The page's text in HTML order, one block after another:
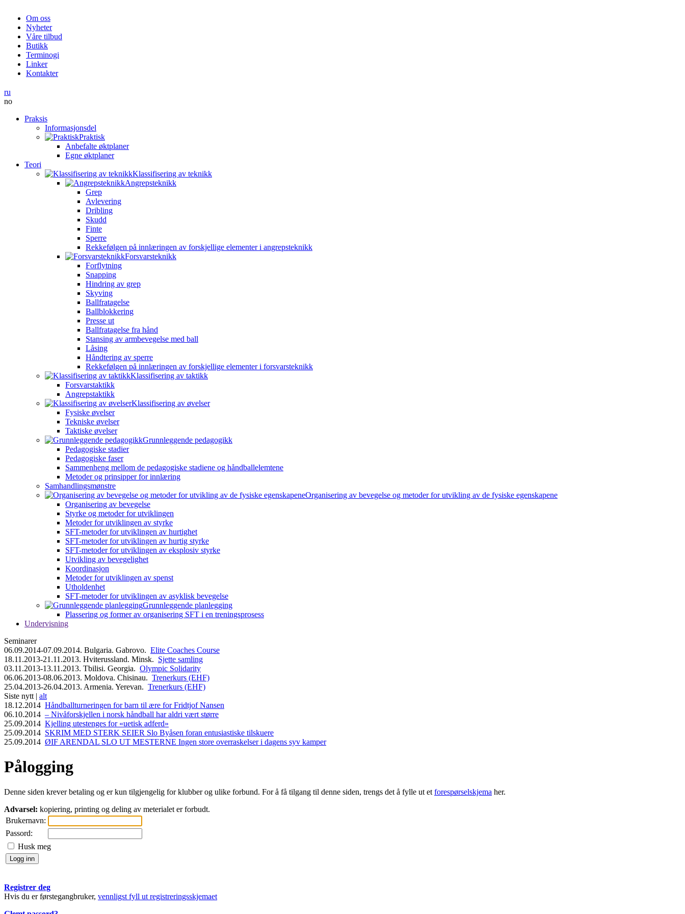
Om oss
Nyheter
Våre tilbud
Butikk
Terminogi
Linker
Kontakter
ru
no
Praksis
Informasjonsdel
Praktisk
Anbefalte øktplaner
Egne øktplaner
Teori
Klassifisering av teknikk
Angrepsteknikk
Grep
Avlevering
Dribling
Skudd
Finte
Sperre
Rekkefølgen på innlæringen av forskjellige elementer i angrepsteknikk
Forsvarsteknikk
Forflytning
Snapping
Hindring av grep
Skyving
Ballfratagelse
Ballblokkering
Presse ut
Ballfratagelse fra hånd
Stansing av armbevegelse med ball
Låsing
Håndtering av sperre
Rekkefølgen på innlæringen av forskjellige elementer i forsvarsteknikk
Klassifisering av taktikk
Forsvarstaktikk
Angrepstaktikk
Klassifisering av øvelser
Fysiske øvelser
Tekniske øvelser
Taktiske øvelser
Grunnleggende pedagogikk
Pedagogiske stadier
Pedagogiske faser
Sammenheng mellom de pedagogiske stadiene og håndballelemtene
Metoder og prinsipper for innlæring
Samhandlingsmønstre
Organisering av bevegelse og metoder for utvikling av de fysiske egenskapene
Organisering av bevegelse
Styrke og metoder for utviklingen
Metoder for utviklingen av styrke
SFT-metoder for utviklingen av hurtighet
SFT-metoder for utviklingen av hurtig styrke
SFT-metoder for utviklingen av eksplosiv styrke
Utvikling av bevegelighet
Koordinasjon
Metoder for utviklingen av spenst
Utholdenhet
SFT-metoder for utviklingen av asyklisk bevegelse
Grunnleggende planlegging
Plassering og former av organisering SFT i en treningsprosess
Undervisning
Seminarer
06.09.2014-07.09.2014. Bulgaria. Gabrovo. Elite Coaches Course
18.11.2013-21.11.2013. Hviterussland. Minsk. Sjette samling
03.11.2013-13.11.2013. Tbilisi. Georgia. Olympic Solidarity
06.06.2013-08.06.2013. Moldova. Chisinau. Trenerkurs (EHF)
25.04.2013-26.04.2013. Armenia. Yerevan. Trenerkurs (EHF)
Siste nytt | alt
18.12.2014 Håndballturneringen for barn til ære for Fridtjof Nansen
06.10.2014 – Nivåforskjellen i norsk håndball har aldri vært større
25.09.2014 Kjelling utestenges for «uetisk adferd»
25.09.2014 SKRIM MED STERK SEIER Slo Byåsen foran entusiastiske tilskuere
25.09.2014 ØIF ARENDAL SLO UT MESTERNE Ingen store overraskelser i dagens syv kamper
Pålogging
Denne siden krever betaling og er kun tilgjengelig for klubber og ulike forbund. For å få tilgang til denne siden, trengs det å fylle ut et forespørselskjema her.
Advarsel: kopiering, printing og deling av meterialet er forbudt.
Brukernavn:
Passord:
Husk meg
Registrer deg
Hvis du er førstegangbruker, vennligst fyll ut registreringsskjemaet